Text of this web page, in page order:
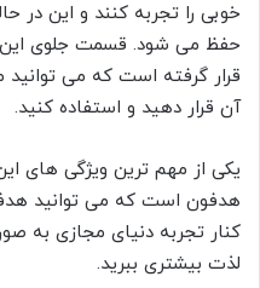
خوبی را تجربه کنند و این
حفظ می شود. قسمت جلوی
آن قرار دهید و استفاده کنید.
یکی از مهم ترین ویژگی های
هدفون است که می توانید
لذت بیشتری ببرید.